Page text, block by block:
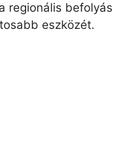
regionális
eszközét.